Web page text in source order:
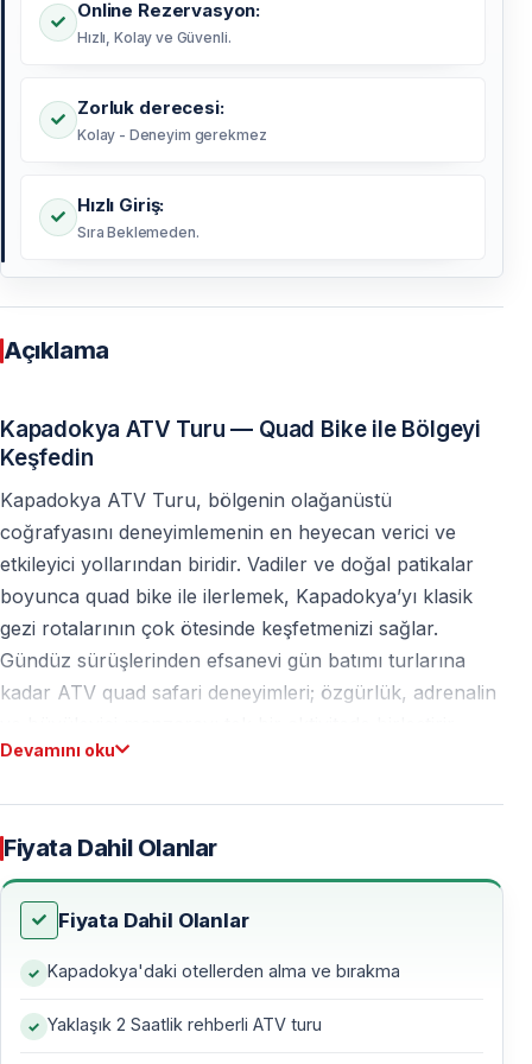
Online Rezervasyon:
Hızlı, Kolay ve Güvenli.
Zorluk derecesi:
Kolay - Deneyim gerekmez
Hızlı Giriş:
Sıra Beklemeden.
Açıklama
Kapadokya ATV Turu — Quad Bike ile Bölgeyi
Keşfedin
Kapadokya ATV Turu, bölgenin olağanüstü
coğrafyasını deneyimlemenin en heyecan verici ve
etkileyici yollarından biridir. Vadiler ve doğal patikalar
boyunca quad bike ile ilerlemek, Kapadokya’yı klasik
gezi rotalarının çok ötesinde keşfetmenizi sağlar.
Gündüz sürüşlerinden efsanevi gün batımı turlarına
kadar ATV quad safari deneyimleri; özgürlük, adrenalin
Neden Kapadokya ATV Turu?
Gerçek Bir Off-Road Macerası
ATV turları sizi asfalt yollardan uzaklaştırır — tozlu
off-road sürüş deneyimi sunar.
Eşsiz Kapadokya Manzaraları
Devamını oku
Fiyata Dahil Olanlar
Fiyata Dahil Olanlar
Kapadokya'daki otellerden alma ve bırakma
Yaklaşık 2 Saatlik rehberli ATV turu